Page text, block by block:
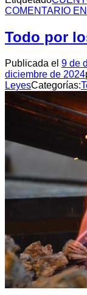
COMENTARIO
Todo por
Publicada el 9 de
diciembre de 2024
LeyesCategorías: